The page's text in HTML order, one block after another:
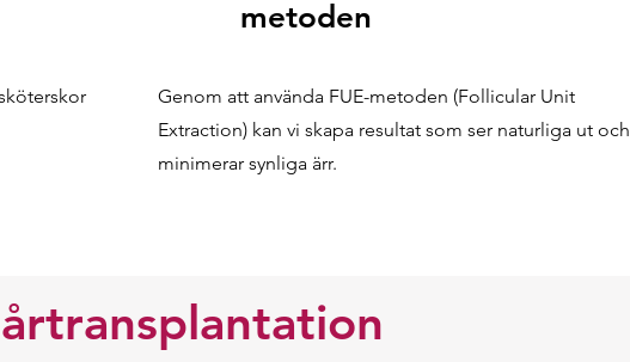
metoden
Genom att använda FUE-metoden (Follicular Unit
Extraction) kan vi skapa resultat som ser naturliga ut och
minimerar synliga ärr.